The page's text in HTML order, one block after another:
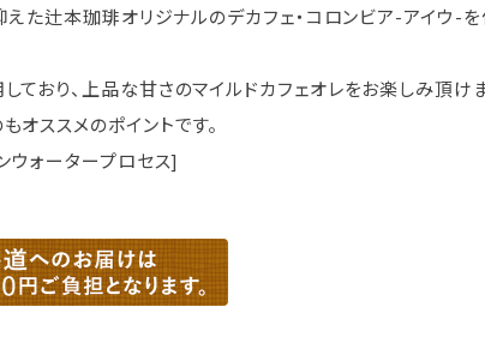
た辻本珈琲オリジナルのデカフェ・コロンビア-アイウ-
ており、上品な甘さのマイルドカフェオレをお楽しみ頂けま
ススメのポイントです。
ウォータープロセス]